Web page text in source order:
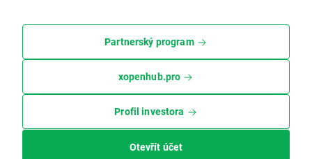
Partnerský program
xopenhub.pro
Profil investora
Otevřít účet